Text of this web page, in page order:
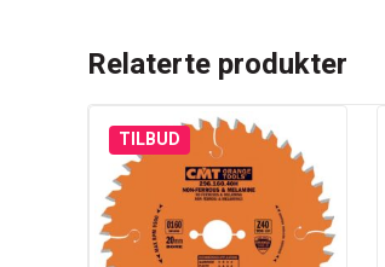
Relaterte produkter
TILBUD